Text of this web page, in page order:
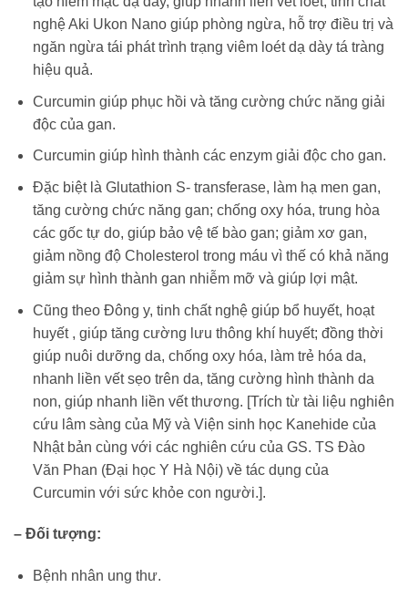
nghệ Aki Ukon Nano giúp phòng ngừa, hỗ trợ điều trị và
ngăn ngừa tái phát trình trạng viêm loét dạ dày tá tràng
hiệu quả.
Curcumin giúp phục hồi và tăng cường chức năng giải
độc của gan.
Curcumin giúp hình thành các enzym giải độc cho gan.
Đặc biệt là Glutathion S- transferase, làm hạ men gan,
tăng cường chức năng gan; chống oxy hóa, trung hòa
các gốc tự do, giúp bảo vệ tế bào gan; giảm xơ gan,
giảm nồng độ Cholesterol trong máu vì thế có khả năng
giảm sự hình thành gan nhiễm mỡ và giúp lợi mật.
Cũng theo Đông y, tinh chất nghệ giúp bổ huyết, hoạt
huyết , giúp tăng cường lưu thông khí huyết; đồng thời
giúp nuôi dưỡng da, chống oxy hóa, làm trẻ hóa da,
nhanh liền vết sẹo trên da, tăng cường hình thành da
non, giúp nhanh liền vết thương. [Trích từ tài liệu nghiên
cứu lâm sàng của Mỹ và Viện sinh học Kanehide của
Nhật bản cùng với các nghiên cứu của GS. TS Đào
Văn Phan (Đại học Y Hà Nội) về tác dụng của
Curcumin với sức khỏe con người.].
– Đối tượng:
Bệnh nhân ung thư.